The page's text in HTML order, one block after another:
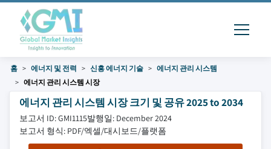
홈 에너지 및 전력 신흥 에너지 기술
에너지 관리 시스템
에너지 관리 시스템 시장
에너지 관리 시스템 시장 크기 및 공유 2025 to 2034
보고서 ID: GMI1115발행일: December 2024
보고서 형식: PDF/엑셀/대시보드/플랫폼